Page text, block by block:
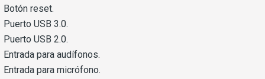
Botón reset.
Puerto USB 3.0.
Puerto USB 2.0.
Entrada para audífonos.
Entrada para micrófono.